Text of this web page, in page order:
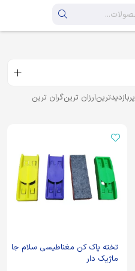
پربازدیدترینارزان ترینگران ترین
تخته پاک کن مغناطیسی سلام جا
ماژیک دار